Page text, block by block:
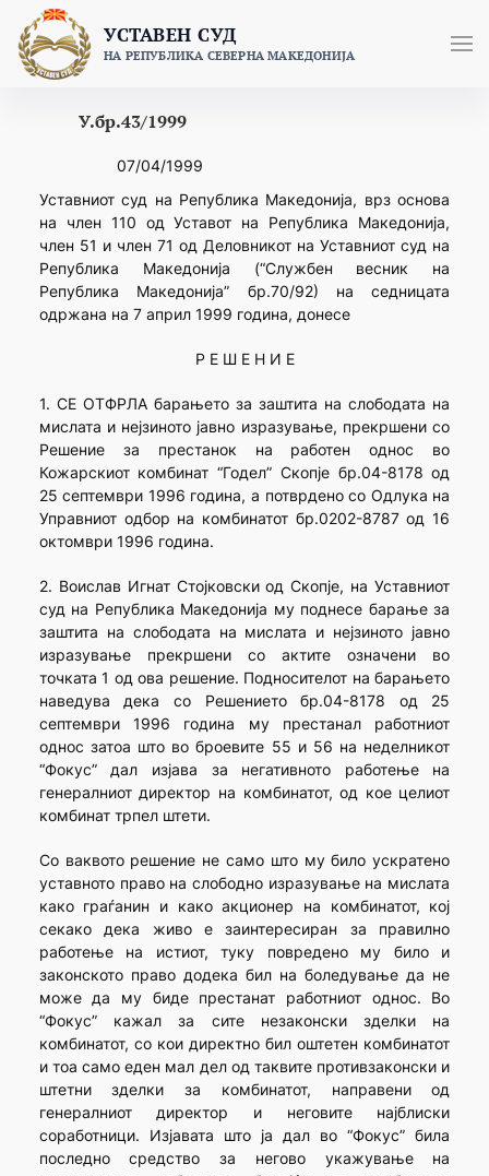
content
УСТАВЕН СУД
НА РЕПУБЛИКА СЕВЕРНА МАКЕДОНИЈА
У.бр.43/1999
07/04/1999
Уставниот суд на Република Македонија, врз основа
на член 110 од Уставот на Република Македонија,
член 51 и член 71 од Деловникот на Уставниот суд на
Република Македонија (“Службен весник на
Република Македонија” бр.70/92) на седницата
одржана на 7 април 1999 година, донесе
Р Е Ш Е Н И Е
1. СЕ ОТФРЛА барањето за заштита на слободата на
мислата и нејзиното јавно изразување, прекршени со
Решение за престанок на работен однос во
Кожарскиот комбинат “Годел” Скопје бр.04-8178 од
25 септември 1996 година, а потврдено со Одлука на
Управниот одбор на комбинатот бр.0202-8787 од 16
октомври 1996 година.
2. Воислав Игнат Стојковски од Скопје, на Уставниот
суд на Република Македонија му поднесе барање за
заштита на слободата на мислата и нејзиното јавно
изразување прекршени со актите означени во
точката 1 од ова решение. Подносителот на барањето
наведува дека со Решението бр.04-8178 од 25
септември 1996 година му престанал работниот
однос затоа што во броевите 55 и 56 на неделникот
“Фокус” дал изјава за негативното работење на
генералниот директор на комбинатот, од кое целиот
комбинат трпел штети.
Со ваквото решение не само што му било ускратено
уставното право на слободно изразување на мислата
како граѓанин и како акционер на комбинатот, кој
секако дека живо е заинтересиран за правилно
работење на истиот, туку повредено му било и
законското право додека бил на боледување да не
може да му биде престанат работниот однос. Во
“Фокус” кажал за сите незаконски зделки на
комбинатот, со кои директно бил оштетен комбинатот
и тоа само еден мал дел од таквите противзаконски и
штетни зделки за комбинатот, направени од
генералниот директор и неговите најблиски
соработници. Изјавата што ја дал во “Фокус” била
последно средство за негово укажување на